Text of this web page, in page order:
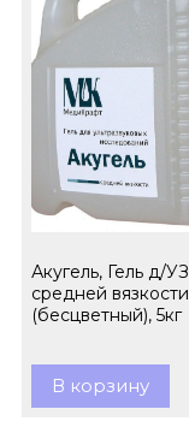
Акугель, Гель д/
средней вязкости
(бесцветный), 5кг
В корзину